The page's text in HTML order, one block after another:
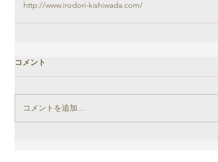
http://www.irodori-kishiwada.com/
コメント
コメントを追加…